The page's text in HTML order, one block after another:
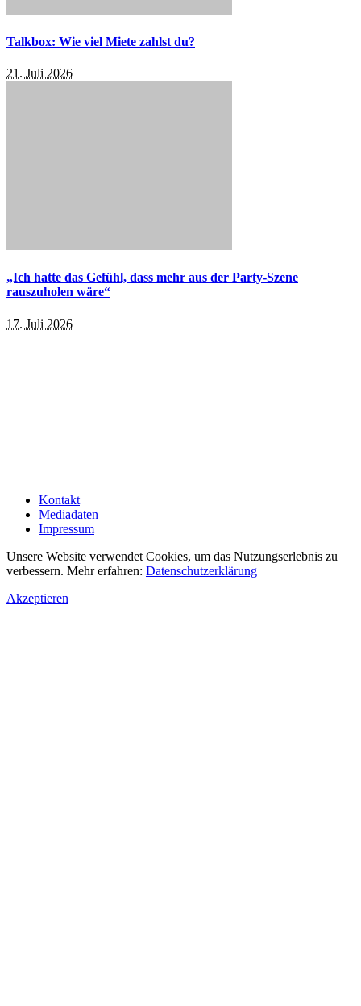
Talkbox: Wie viel Miete zahlst du?
21. Juli 2026
„Ich hatte das Gefühl, dass mehr aus der Party-Szene
rauszuholen wäre“
17. Juli 2026
Kontakt
Mediadaten
Impressum
Unsere Website verwendet Cookies, um das Nutzungserlebnis zu
verbessern. Mehr erfahren: Datenschutzerklärung
Akzeptieren